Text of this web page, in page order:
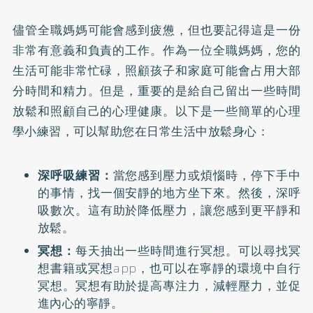
儘管全職媽媽可能會感到疲憊，但也要記得這是一份
非常有意義和負責的工作。作為一位全職媽媽，您的
生活可能非常忙碌，照顧孩子和家庭可能會占用大部
分時間和精力。但是，重要的是給自己留出一些時間
放鬆和照顧自己的心理健康。以下是一些簡單的心理
學小練習，可以幫助您在日常生活中放鬆身心：
深呼吸練習： 當您感到壓力或煩惱時，停下手中
的事情，找一個安靜的地方坐下來。然後，深呼
吸數次。這有助於降低壓力，讓您感到更平靜和
放鬆。
冥想： 每天抽出一些時間進行冥想。可以尋找冥
想書籍或冥想app，也可以在寧靜的環境中自行
冥想。冥想有助於提高專注力，減輕壓力，並促
進內心的寧靜。